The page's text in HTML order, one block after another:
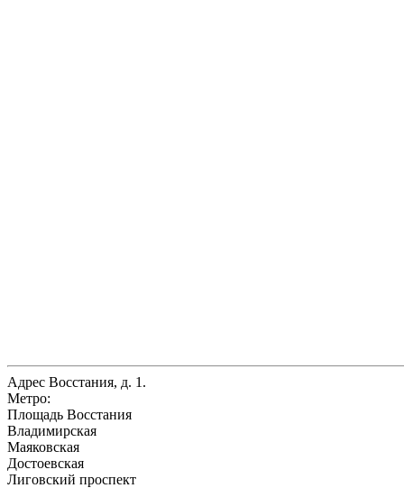
Адрес Восстания, д. 1.
Метро:
Площадь Восстания
Владимирская
Маяковская
Достоевская
Лиговский проспект